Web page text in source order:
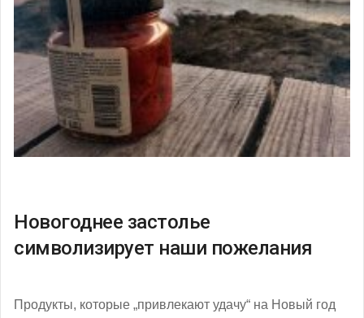
Новогоднее застолье
символизирует наши пожелания
Продукты, которые „привлекают удачу“ на Новый год